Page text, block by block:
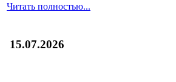
Читать полностью...
15.07.2026